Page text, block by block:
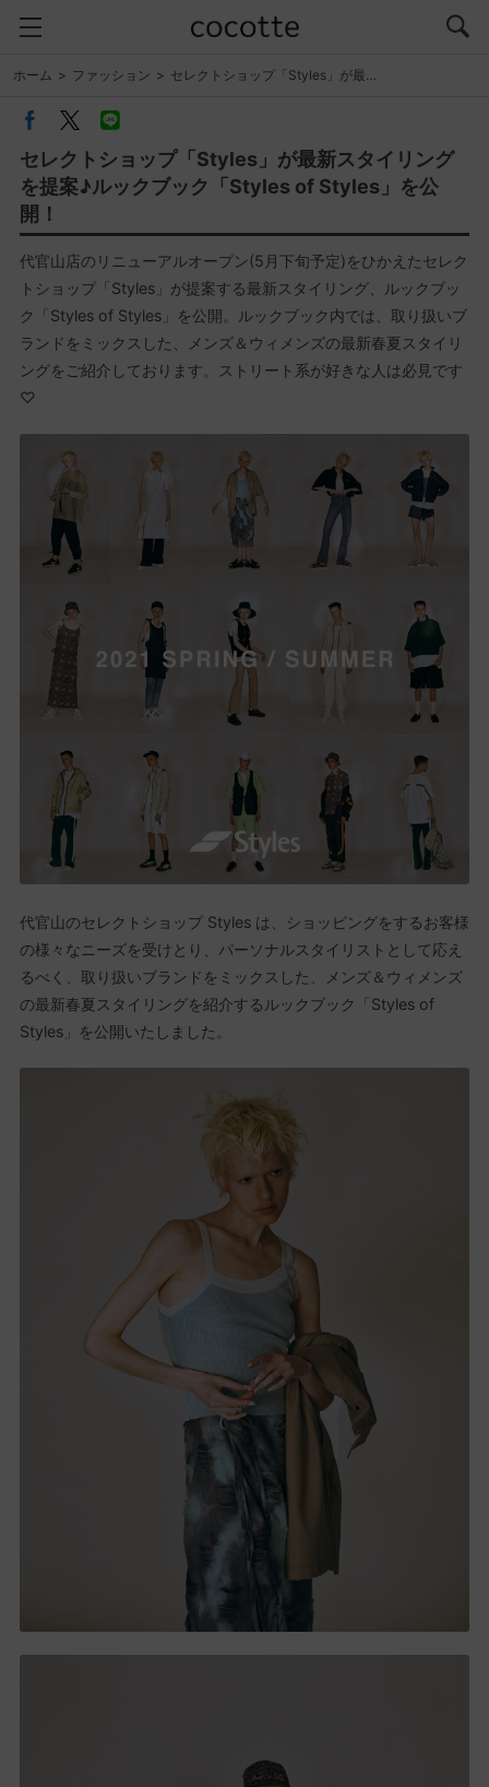
ホーム ファッション セレクトショップ「Styles」が最…
セレクトショップ「Styles」が最新スタイリング
を提案♪ルックブック「Styles of Styles」を公
開！
代官山店のリニューアルオープン(5月下旬予定)をひかえたセレク
トショップ「Styles」が提案する最新スタイリング、ルックブッ
ク「Styles of Styles」を公開。ルックブック内では、取り扱いブ
ランドをミックスした、メンズ＆ウィメンズの最新春夏スタイリ
ングをご紹介しております。ストリート系が好きな人は必見です
♡
代官山のセレクトショップ Styles は、ショッピングをするお客様
の様々なニーズを受けとり、パーソナルスタイリストとして応え
るべく、取り扱いブランドをミックスした、メンズ＆ウィメンズ
の最新春夏スタイリングを紹介するルックブック「Styles of
Styles」を公開いたしました。